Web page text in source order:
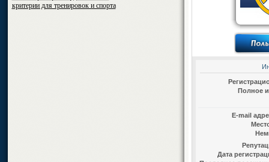
критерии для тренировок и спорта
Полное
E-mail
Дата